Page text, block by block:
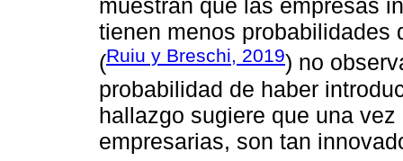
muestran que las empresas
tienen menos probabilidades
(Ruiu y Breschi, 2019) no
probabilidad de haber
hallazgo sugiere que una
empresarias, son tan